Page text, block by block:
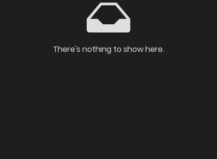
There's nothing to show here.